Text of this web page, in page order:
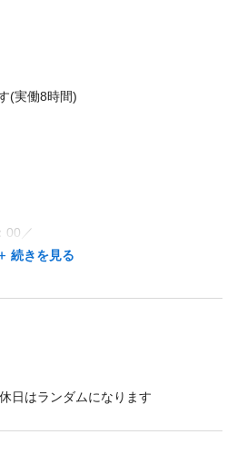
(実働8時間)
00／
目安：5時間以下
続きを見る
日はランダムになります